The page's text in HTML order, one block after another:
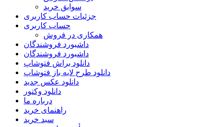
سوابق خرید
جزئیات حساب کاربری
حساب کاربری
همکاری در فروش
داشبورد فروشندگان
داشبورد فروشندگان
دانلود براش فتوشاپ
دانلود طرح لایه باز فتوشاپ
دانلود عکس جدید
دانلود وکتور
درباره ما
راهنمای خرید
سبد خرید